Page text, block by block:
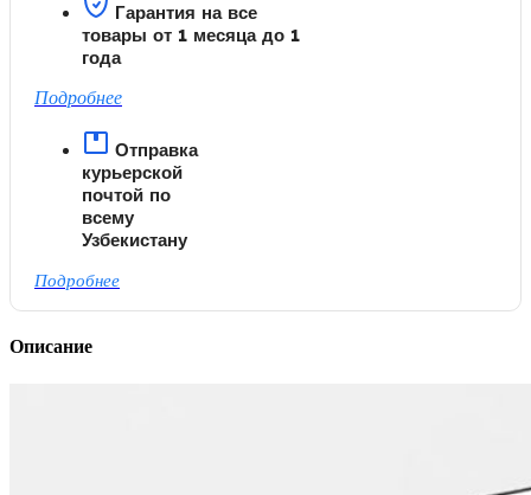
Гарантия на все
товары от 1 месяца до 1
года
Подробнее
Отправка
курьерской
почтой по
всему
Узбекистану
Подробнее
Описание